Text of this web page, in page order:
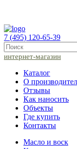
7 (495) 120-65-39
интернет-магазин
Каталог
О
Отзывы
Как наносить
Объекты
Где купить
Контакты
Масло и воск